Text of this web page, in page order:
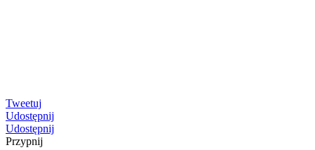
Tweetuj
Udostępnij
Udostępnij
Przypnij